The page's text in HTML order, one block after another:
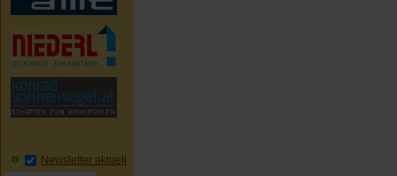
Newsletter aktuell